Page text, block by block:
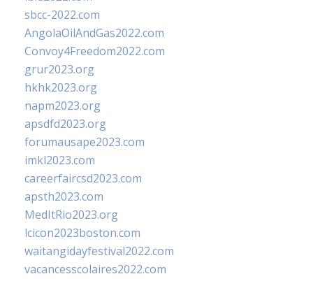
sbcc-2022.com
AngolaOilAndGas2022.com
Convoy4Freedom2022.com
grur2023.org
hkhk2023.org
napm2023.org
apsdfd2023.org
forumausape2023.com
imkl2023.com
careerfaircsd2023.com
apsth2023.com
MedItRio2023.org
lcicon2023boston.com
waitangidayfestival2022.com
vacancesscolaires2022.com